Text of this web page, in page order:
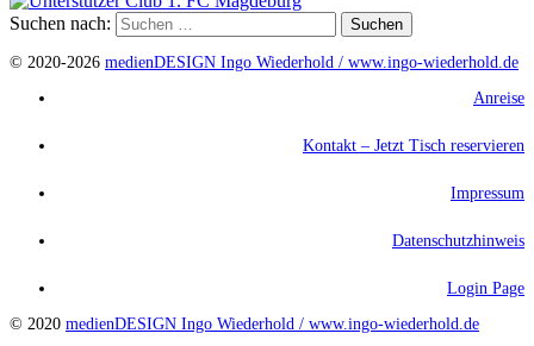
Suchen nach:
© 2020-2026 medienDESIGN Ingo Wiederhold / www.ingo-wiederhold.de
Anreise
Kontakt – Jetzt Tisch reservieren
Impressum
Datenschutzhinweis
Login Page
© 2020 medienDESIGN Ingo Wiederhold / www.ingo-wiederhold.de